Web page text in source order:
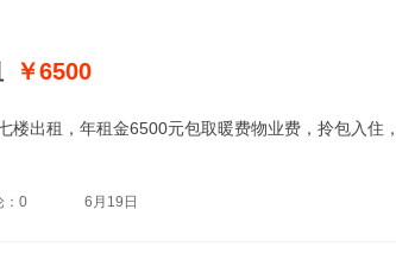
￥6500
楼出租，年租金6500元包取暖费物业费，拎包入住
：0 6月19日